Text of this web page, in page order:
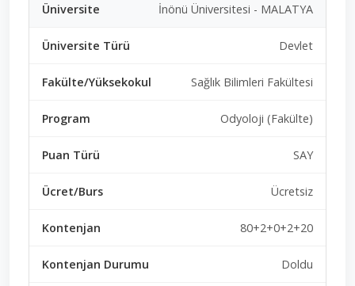
İnönü Üniversitesi - MALATYA
Devlet
Sağlık Bilimleri Fakültesi
Odyoloji (Fakülte)
SAY
Ücretsiz
80+2+0+2+20
Doldu